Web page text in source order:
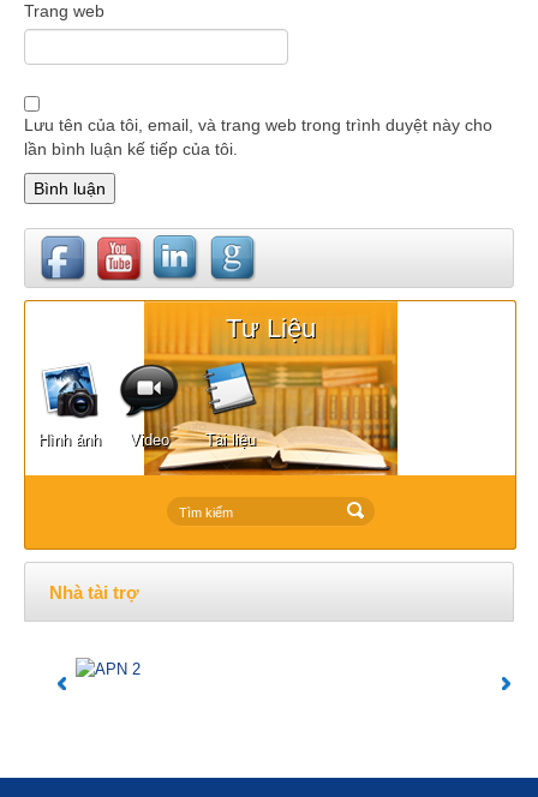
Trang web
Lưu tên của tôi, email, và trang web trong trình duyệt này cho
lần bình luận kế tiếp của tôi.
Tư Liệu
Hình ảnh Video Tài liệu
Nhà tài trợ